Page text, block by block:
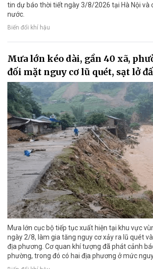
tin dự báo thời tiết ngày 3/8/2026 tại Hà Nội và
nước.
Biến đổi khí hậu
Mưa lớn kéo dài, gần 40 xã,
đối mặt nguy cơ lũ quét, sạt lở
Mưa lớn cục bộ tiếp tục xuất hiện tại khu vực
ngày 2/8, làm gia tăng nguy cơ xảy ra lũ quét
địa phương. Cơ quan khí tượng đã phát cảnh
phường, trong đó có hai địa phương ở mức